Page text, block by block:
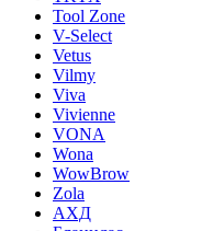
Tool Zone
V-Select
Vetus
Vilmy
Viva
Vivienne
VONA
Wona
WowBrow
Zola
АХД